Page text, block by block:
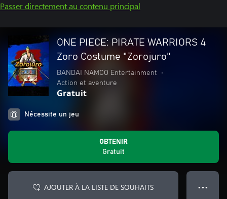
Passer directement au contenu principal
ONE PIECE: PIRATE WARRIORS 4
Zoro Costume "Zorojuro"
BANDAI NAMCO Entertainment
•
Action et aventure
Gratuit
Nécessite un jeu
OBTENIR
Gratuit
AJOUTER À LA LISTE DE SOUHAITS ● ● ●